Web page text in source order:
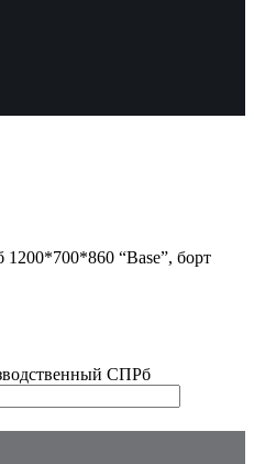
“Base”, борт
СПРб